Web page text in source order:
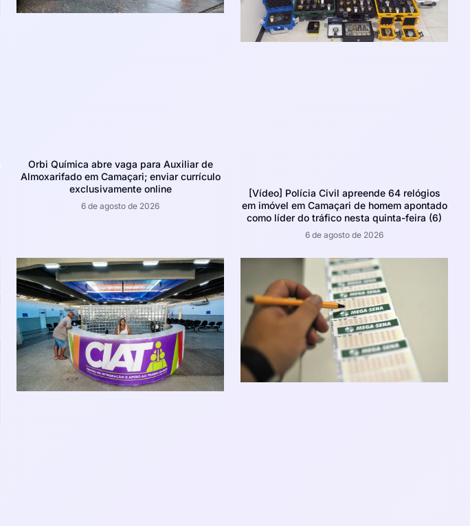
Orbi Química abre vaga para Auxiliar de
Almoxarifado em Camaçari; enviar currículo
exclusivamente online
6 de agosto de 2026
[Vídeo] Polícia Civil apreende 64 relógios
em imóvel em Camaçari de homem apontado
como líder do tráfico nesta quinta-feira (6)
6 de agosto de 2026